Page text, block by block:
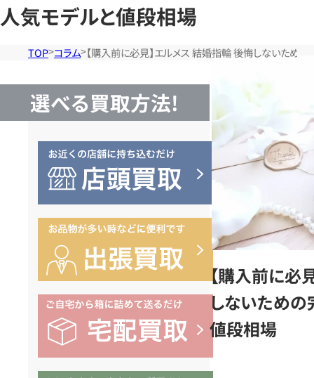
人気モデルと値段相場
TOP コラム 【購入前に必見】エルメス 結婚指輪 後悔しないため
選べる買取方法!
【購入前に必
しないための
値段相場